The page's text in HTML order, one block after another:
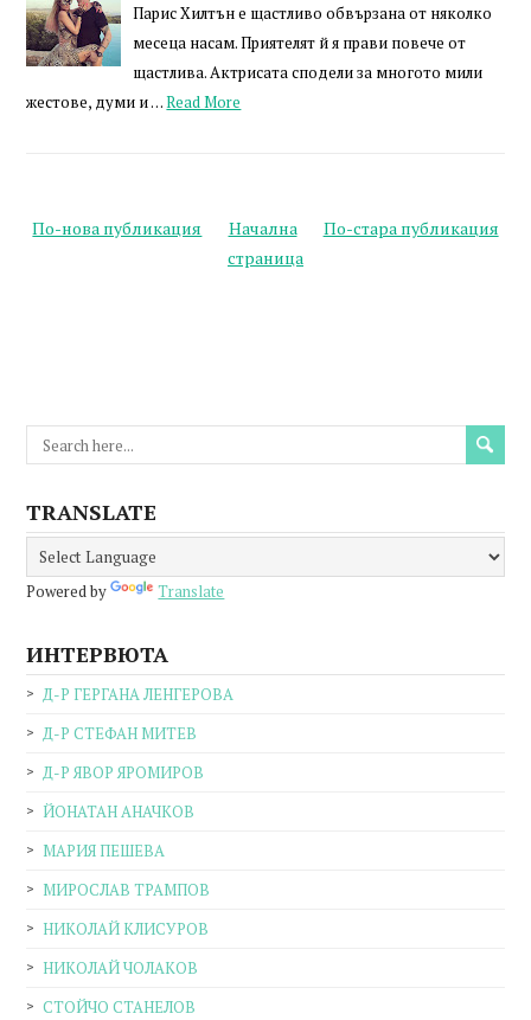
Парис Хилтън е щастливо обвързана от няколко
месеца насам. Приятелят й я прави повече от
щастлива. Актрисата сподели за многото мили
жестове, думи и …Read More
По-нова публикация По-стара публикация
Начална
страница
TRANSLATE
Powered by Translate
ИНТЕРВЮТА
Д-Р ГЕРГАНА ЛЕНГЕРОВА
Д-Р СТЕФАН МИТЕВ
Д-Р ЯВОР ЯРОМИРОВ
ЙОНАТАН АНАЧКОВ
МАРИЯ ПЕШЕВА
МИРОСЛАВ ТРАМПОВ
НИКОЛАЙ КЛИСУРОВ
НИКОЛАЙ ЧОЛАКОВ
СТОЙЧО СТАНЕЛОВ